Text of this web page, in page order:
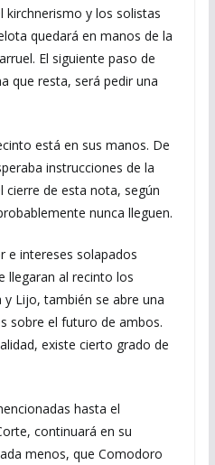
kirchnerismo y los solistas
quedará en manos de la
El siguiente paso de
que resta, será pedir una
está en sus manos. De
instrucciones de la
cierre de esta nota, según
nunca lleguen.
e intereses solapados
llegaran al recinto los
y Lijo, también se abre una
sobre el futuro de ambos.
existe cierto grado de
hasta el
continuará en su
menos, que Comodoro